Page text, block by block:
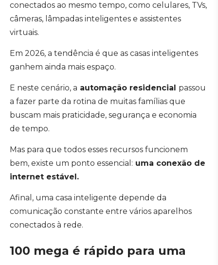
conectados ao mesmo tempo, como celulares, TVs,
câmeras, lâmpadas inteligentes e assistentes
virtuais.
Em 2026, a tendência é que as casas inteligentes
ganhem ainda mais espaço.
E neste cenário, a automação residencial passou
a fazer parte da rotina de muitas famílias que
buscam mais praticidade, segurança e economia
de tempo.
Mas para que todos esses recursos funcionem
bem, existe um ponto essencial: uma conexão de
internet estável.
Afinal, uma casa inteligente depende da
comunicação constante entre vários aparelhos
conectados à rede.
100 mega é rápido para uma